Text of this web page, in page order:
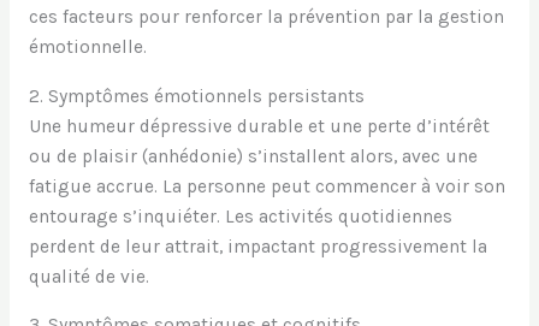
ces facteurs pour renforcer la prévention par la gestion
émotionnelle.
2. Symptômes émotionnels persistants
Une humeur dépressive durable et une perte d’intérêt
ou de plaisir (anhédonie) s’installent alors, avec une
fatigue accrue. La personne peut commencer à voir son
entourage s’inquiéter. Les activités quotidiennes
perdent de leur attrait, impactant progressivement la
qualité de vie.